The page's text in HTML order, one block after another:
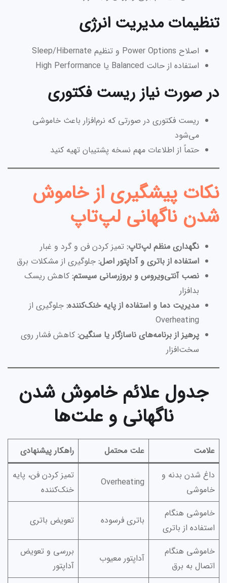
تنظیمات مدیریت انرژی
اصلاح Power Options و تنظیم Sleep/Hibernate
استفاده از حالت Balanced یا High Performance
در صورت نیاز ریست فکتوری
ریست فکتوری در صورتی که نرم‌افزار باعث خاموشی
می‌شود
حتماً از اطلاعات مهم نسخه پشتیبان تهیه کنید
نکات پیشگیری از خاموش
شدن ناگهانی لپ‌تاپ
نگهداری منظم لپ‌تاپ: تمیز کردن فن و گرد و غبار
استفاده از باتری و آداپتور اصل: جلوگیری از مشکلات برق
نصب آنتی‌ویروس و بروزرسانی سیستم: کاهش ریسک
بدافزار
مدیریت دما و استفاده از پایه خنک‌کننده: جلوگیری از
Overheating
پرهیز از برنامه‌های ناسازگار یا سنگین: کاهش فشار روی
سخت‌افزار
جدول علائم خاموش شدن
ناگهانی و علت‌ها
علامت علت محتمل
راهکار پیشنهادی
داغ شدن بدنه و
خاموشی
Overheating
تمیز کردن فن، پایه
خنک‌کننده
خاموشی هنگام
استفاده از باتری
باتری فرسوده تعویض باتری
خاموشی هنگام
اتصال به برق
آداپتور معیوب
بررسی و تعویض
آداپتور